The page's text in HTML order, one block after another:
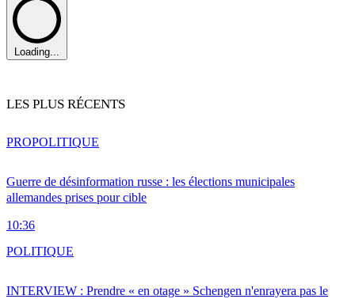
Loading...
LES PLUS RÉCENTS
Guerre de désinformation russe : les élections municipales
allemandes prises pour cible
10:36
PROPOLITIQUE
INTERVIEW : Prendre « en otage » Schengen n'enrayera pas le
POLITIQUE